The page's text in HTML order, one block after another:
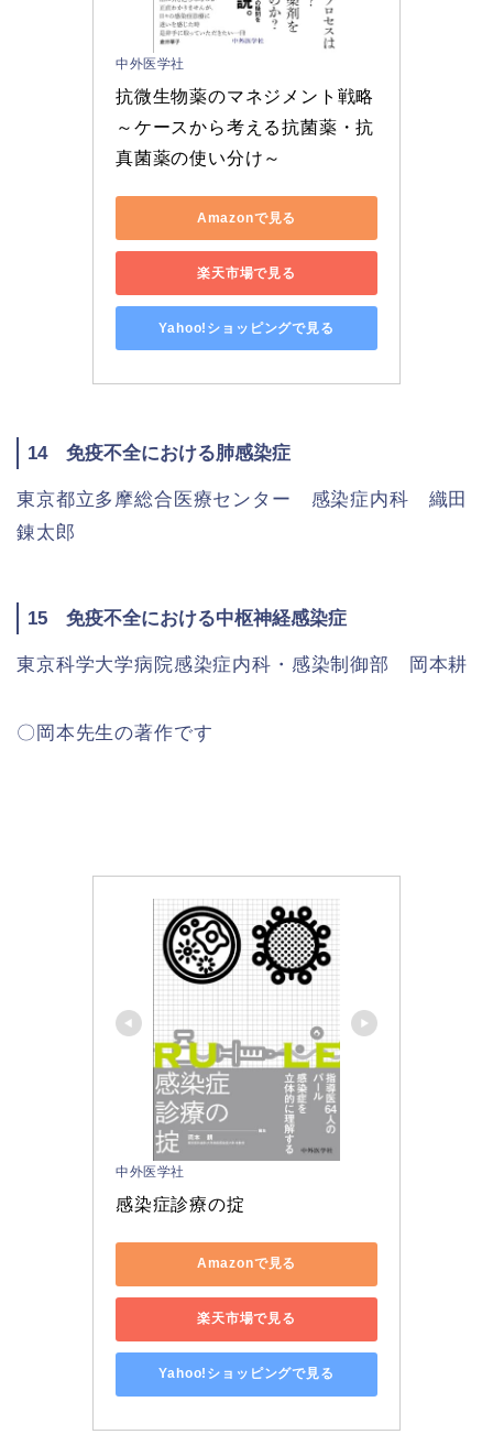
中外医学社
抗微生物薬のマネジメント戦略
～ケースから考える抗菌薬・抗
真菌薬の使い分け～
Amazonで見る
楽天市場で見る
Yahoo!ショッピングで見る
14 免疫不全における肺感染症
東京都立多摩総合医療センター 感染症内科 織田
錬太郎
15 免疫不全における中枢神経感染症
東京科学大学病院感染症内科・感染制御部 岡本耕
〇岡本先生の著作です
中外医学社
感染症診療の掟
Amazonで見る
楽天市場で見る
Yahoo!ショッピングで見る